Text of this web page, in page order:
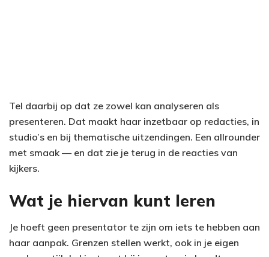
Tel daarbij op dat ze zowel kan analyseren als
presenteren. Dat maakt haar inzetbaar op redacties, in
studio’s en bij thematische uitzendingen. Een allrounder
met smaak — en dat zie je terug in de reacties van
kijkers.
Wat je hiervan kunt leren
Je hoeft geen presentator te zijn om iets te hebben aan
haar aanpak. Grenzen stellen werkt, ook in je eigen